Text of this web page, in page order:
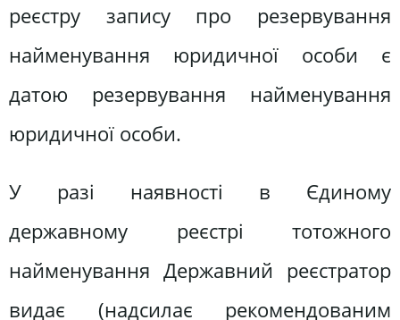
реєстру запису про резервування
найменування юридичної особи є
датою резервування найменування
юридичної особи.
У разі наявності в Єдиному
державному реєстрі тотожного
найменування Державний реєстратор
видає (надсилає рекомендованим